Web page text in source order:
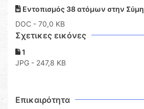
Εντοπισμός 38 ατόμων στην Σύμη
DOC - 70,0 KB
Σχετικες εικόνες
1
JPG - 247,8 KB
Επικαιρότητα